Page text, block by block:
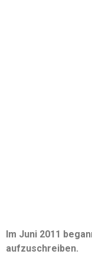
Im Juni 2011
aufzuschreiben.